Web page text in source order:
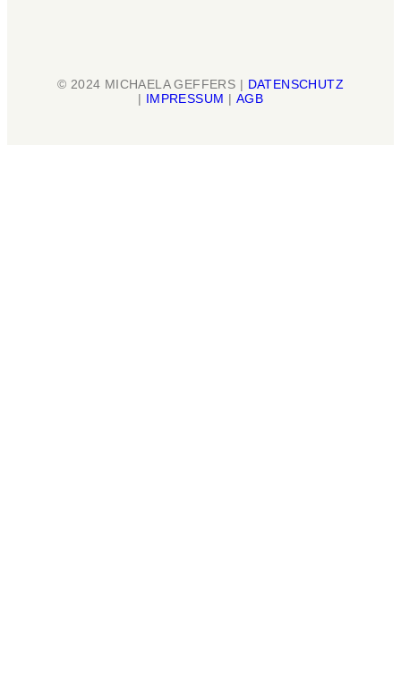
© 2024 MICHAELA GEFFERS | DATENSCHUTZ
| IMPRESSUM | AGB